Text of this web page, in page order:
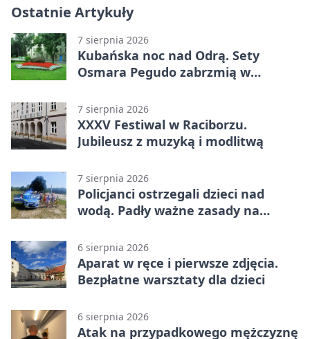
Ostatnie Artykuły
7 sierpnia 2026
Kubańska noc nad Odrą. Sety
Osmara Pegudo zabrzmią w
7 sierpnia 2026
XXXV Festiwal w Raciborzu.
Jubileusz z muzyką i modlitwą
7 sierpnia 2026
Policjanci ostrzegali dzieci nad
wodą. Padły ważne zasady na
6 sierpnia 2026
Aparat w ręce i pierwsze zdjęcia.
Bezpłatne warsztaty dla dzieci
6 sierpnia 2026
Atak na przypadkowego mężczyznę